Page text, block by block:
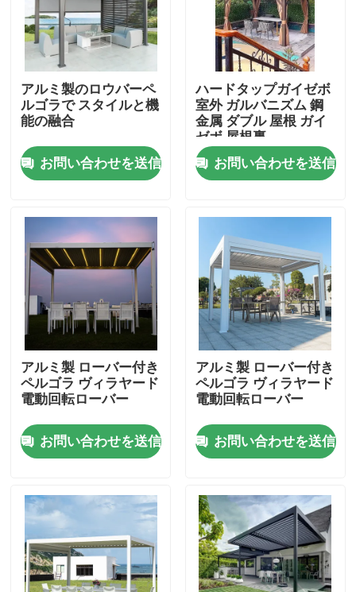
家
プロダクト
私達について
工場旅行
品質管理
私達に連絡しなさい
ニュース
アルミニウム テラスのパーゴラ
アルミニウム ルーバー付きのパーゴラ
アルミ製のロウバーペ
ルゴラで スタイルと機
能の融合
お問い合わせを送信
ハードタップガイゼボ
室外 ガルバニズム 鋼
金属 ダブル 屋根 ガイ
ゼボ 屋根裏
お問い合わせを送信
アルミ製 ローバー付き
ペルゴラ ヴィラヤード
電動回転ローバー
お問い合わせを送信
アルミ製 ローバー付き
ペルゴラ ヴィラヤード
電動回転ローバー
お問い合わせを送信